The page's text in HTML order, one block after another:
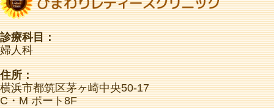
診療科目：
婦人科
住所：
横浜市都筑区茅ヶ崎中央50-17
C・M ポート8F